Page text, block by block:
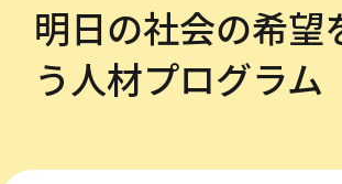
明日の社会の希望
う人材プログラム